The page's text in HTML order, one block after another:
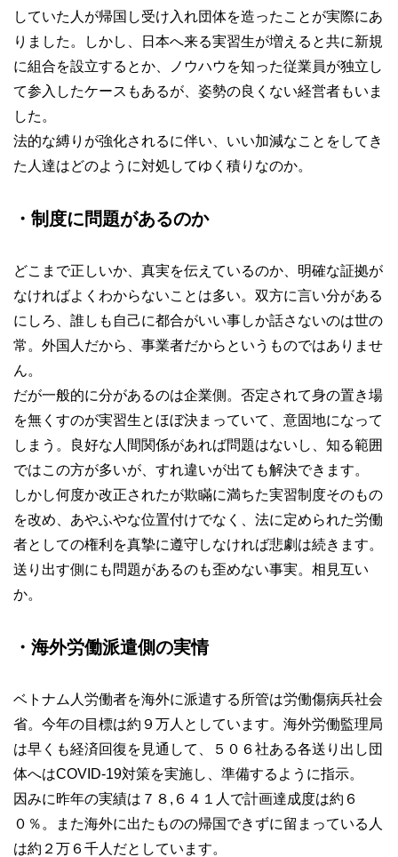
していた人が帰国し受け入れ団体を造ったことが実際にあ
りました。しかし、日本へ来る実習生が増えると共に新規
に組合を設立するとか、ノウハウを知った従業員が独立し
て参入したケースもあるが、姿勢の良くない経営者もいま
した。
法的な縛りが強化されるに伴い、いい加減なことをしてき
た人達はどのように対処してゆく積りなのか。
・制度に問題があるのか
どこまで正しいか、真実を伝えているのか、明確な証拠が
なければよくわからないことは多い。双方に言い分がある
にしろ、誰しも自己に都合がいい事しか話さないのは世の
常。外国人だから、事業者だからというものではありませ
ん。
だが一般的に分があるのは企業側。否定されて身の置き場
を無くすのが実習生とほぼ決まっていて、意固地になって
しまう。良好な人間関係があれば問題はないし、知る範囲
ではこの方が多いが、すれ違いが出ても解決できます。
しかし何度か改正されたが欺瞞に満ちた実習制度そのもの
を改め、あやふやな位置付けでなく、法に定められた労働
者としての権利を真摯に遵守しなければ悲劇は続きます。
送り出す側にも問題があるのも歪めない事実。相見互い
か。
・海外労働派遣側の実情
ベトナム人労働者を海外に派遣する所管は労働傷病兵社会
省。今年の目標は約９万人としています。海外労働監理局
は早くも経済回復を見通して、５０６社ある各送り出し団
体へはCOVID-19対策を実施し、準備するように指示。
因みに昨年の実績は７８,６４１人で計画達成度は約６
０％。また海外に出たものの帰国できずに留まっている人
は約２万６千人だとしています。